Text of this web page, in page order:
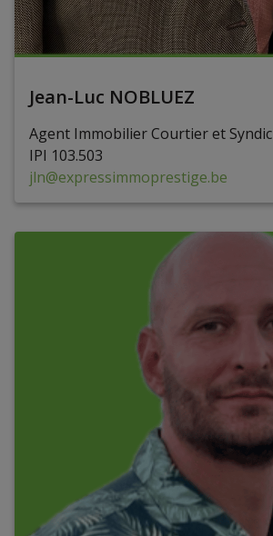
Jean-Luc NOBLUEZ
Agent Immobilier Courtier et Syndic
IPI 103.503
jln@expressimmoprestige.be